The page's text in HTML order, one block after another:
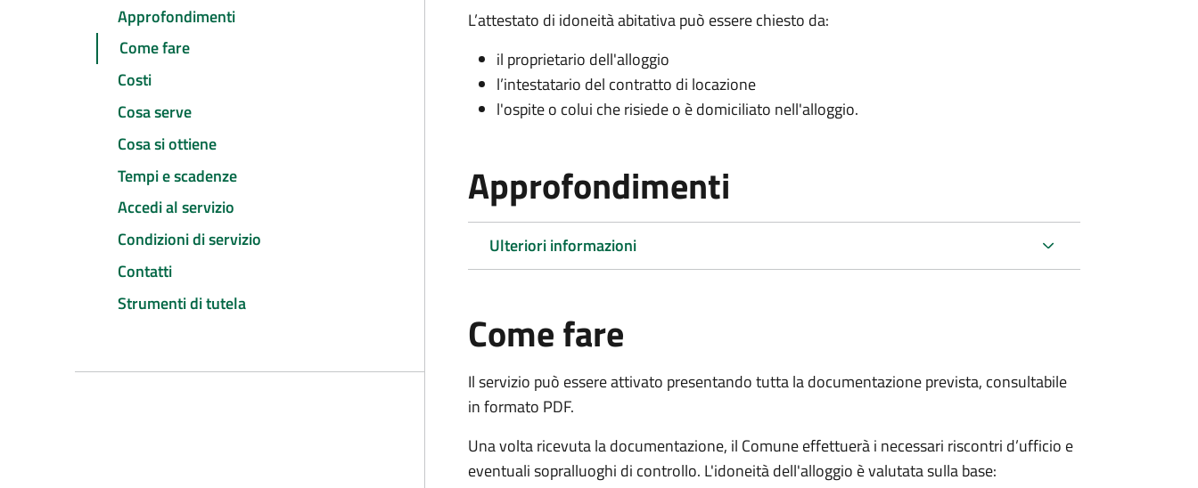
Approfondimenti
Come fare
Costi
Cosa serve
Cosa si ottiene
Tempi e scadenze
Accedi al servizio
Condizioni di servizio
Contatti
Strumenti di tutela
L’attestato di idoneità abitativa può essere chiesto da:
il proprietario dell'alloggio
l’intestatario del contratto di locazione
l'ospite o colui che risiede o è domiciliato nell'alloggio.
Approfondimenti
Ulteriori informazioni
Come fare
Il servizio può essere attivato presentando tutta la documentazione prevista, consultabile
in formato PDF.
Una volta ricevuta la documentazione, il Comune effettuerà i necessari riscontri d’ufficio e
eventuali sopralluoghi di controllo. L'idoneità dell'alloggio è valutata sulla base: